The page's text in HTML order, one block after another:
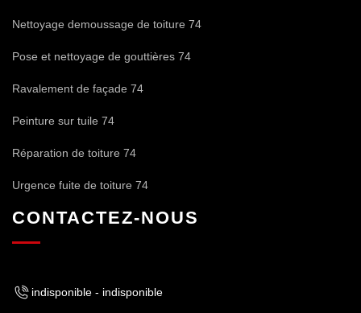
Nettoyage demoussage de toiture 74
Pose et nettoyage de gouttières 74
Ravalement de façade 74
Peinture sur tuile 74
Réparation de toiture 74
Urgence fuite de toiture 74
CONTACTEZ-NOUS
indisponible - indisponible